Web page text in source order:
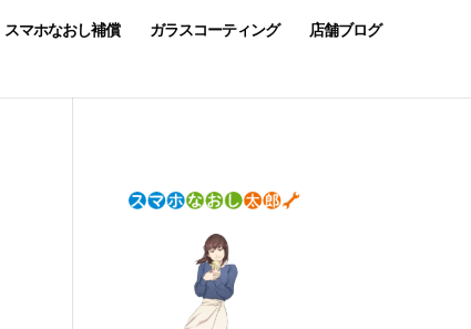
スマホなおし補償 ガラスコーティング 店舗ブログ